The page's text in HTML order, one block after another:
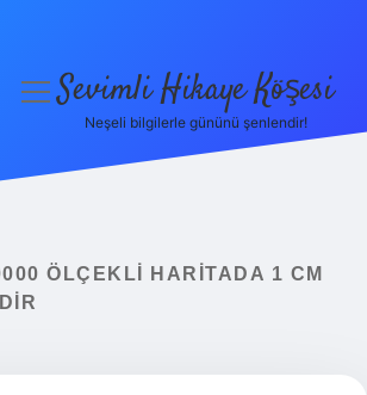
menüyüSevimli Hikaye Köşesi
Neşeli bilgilerle gününü şenlendir!
ÖLÇEKLI HARITADA 1 CM